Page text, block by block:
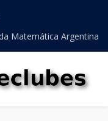
Matemática Argentina